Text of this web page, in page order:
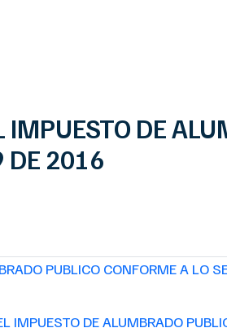
IMPUESTO DE
DE 2016
PUBLICO CONFORME A LO